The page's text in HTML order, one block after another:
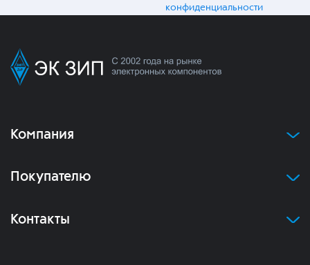
конфиденциальности
Компания
Покупателю
Контакты